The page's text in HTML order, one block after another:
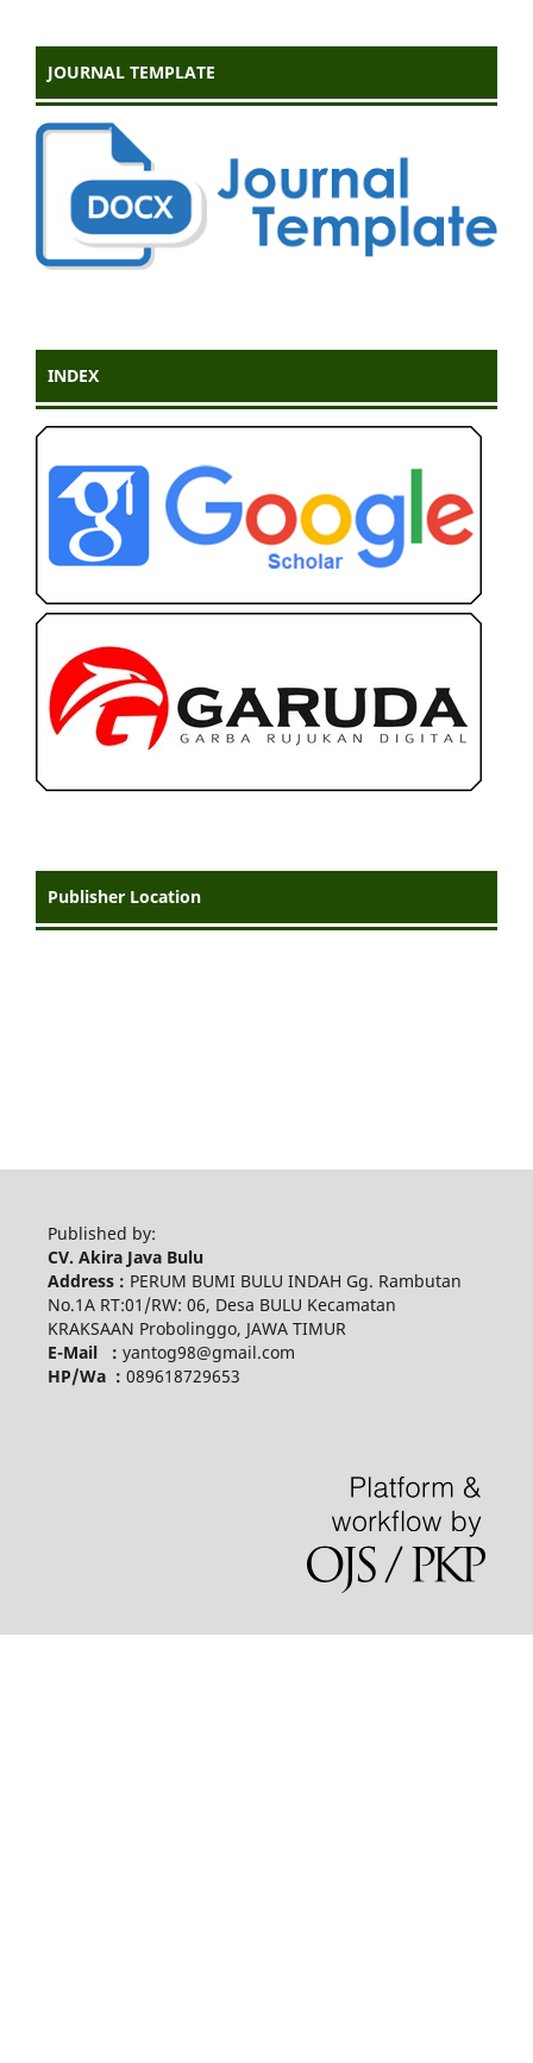
JOURNAL TEMPLATE
INDEX
Publisher Location
Published by:
CV. Akira Java Bulu
Address : PERUM BUMI BULU INDAH Gg. Rambutan
No.1A RT:01/RW: 06, Desa BULU Kecamatan
KRAKSAAN Probolinggo, JAWA TIMUR
E-Mail : yantog98@gmail.com
HP/Wa : 089618729653